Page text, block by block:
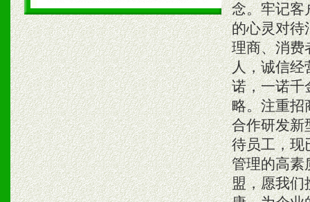
念。牢记客
的心灵对待
理商、消费
人，诚信经
诺，一诺千
略。注重招
合作研发新
待员工，现
管理的高素
盟，愿我们